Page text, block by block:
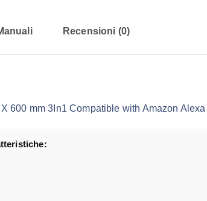
Recensioni (0)
600 mm 3In1 Compatible with Amazon